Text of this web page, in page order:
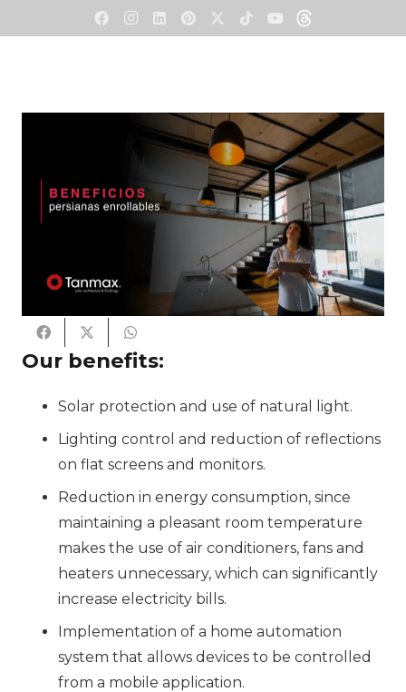
Our benefits:
Solar protection and use of natural light.
Lighting control and reduction of reflections
on flat screens and monitors.
Reduction in energy consumption, since
maintaining a pleasant room temperature
makes the use of air conditioners, fans and
heaters unnecessary, which can significantly
increase electricity bills.
Implementation of a home automation
system that allows devices to be controlled
from a mobile application.